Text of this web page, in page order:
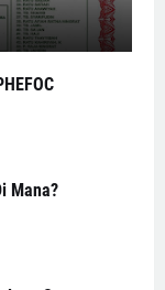
Mana?